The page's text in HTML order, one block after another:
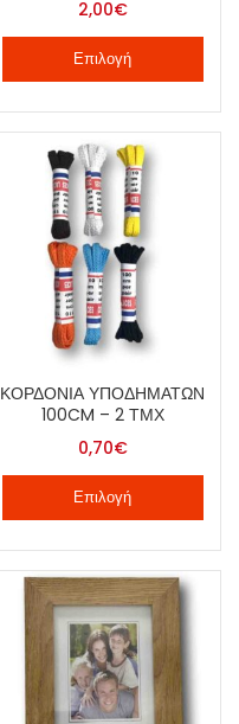
2,00€
Επιλογή
ΚΟΡΔΌΝΙΑ ΥΠΟΔΗΜΆΤΩΝ
100CM – 2 ΤΜΧ
0,70€
Επιλογή